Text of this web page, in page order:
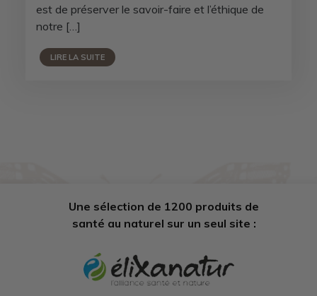
est de préserver le savoir-faire et l’éthique de
notre […]
LIRE LA SUITE
Une sélection de 1200 produits de
santé au naturel sur un seul site :